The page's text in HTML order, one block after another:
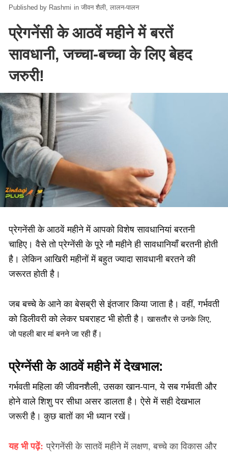
Rashmi in जीवन शैली लालन-पालन
प्रेगनेंसी के आठवें महीने में बरतें
सावधानी, जच्चा-बच्चा के लिए बेहद
जरुरी!
प्रेगनेंसी के आठवें महीने में आपको विशेष सावधानियां बरतनी
चाहिए। वैसे तो प्रेग्‍नेंसी के पूरे नौ महीने ही सावधानियाँ बरतनी होती
है। लेकिन आखिरी महीनों में बहुत ज्‍यादा सावधानी बरतने की
जरूरत होती है।
जब बच्चे के आने का बेसब्री से इंतजार किया जाता है। वहीं, गर्भवती
को डिलीवरी को लेकर घबराहट भी होती है।खासतौर से उनके लिए,
जो पहली बार मां बनने जा रही हैं।
प्रेग्‍नेंसी के आठवें महीने में देखभाल:
गर्भवती महिला की जीवनशैली, उसका खान-पान, ये सब गर्भवती और
होने वाले शिशु पर सीधा असर डालता है। ऐसे में सही देखभाल
जरूरी है। कुछ बातों का भी ध्यान रखें।
यह भी पढ़ें: प्रेगनेंसी के सातवें महीने में लक्षण, बच्चे का विकास और